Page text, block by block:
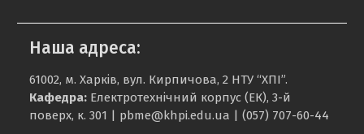
Наша адреса:
61002, м. Харків, вул. Кирпичова, 2 НТУ “ХПІ”.
Кафедра: Електротехнічний корпус (ЕК), 3-й
поверх, к. 301 | pbme@khpi.edu.ua | (057) 707-60-44